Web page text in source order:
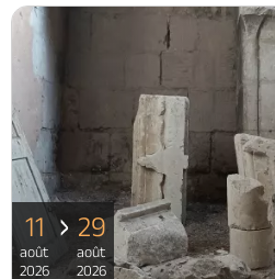
Séjours, cadeaux
Billetterie en ligne
11
août
2026
29
août
2026